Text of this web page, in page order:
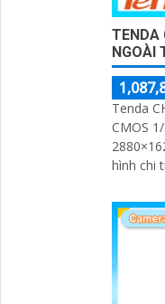
TENDA
NGOÀI
Tenda
CMOS
hình chi tiết
hồng...